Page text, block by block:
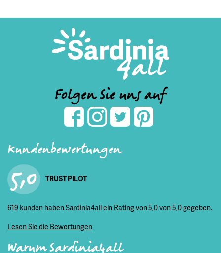
Folgen Sie uns auf
Kundenbewertungen
5,0 TRUST PILOT
619 kunden haben Sardinia4all ein Rating von 5,0 von 5,0 gegeben.
Lesen Sie die Bewertungen
Warum Sardinia4all